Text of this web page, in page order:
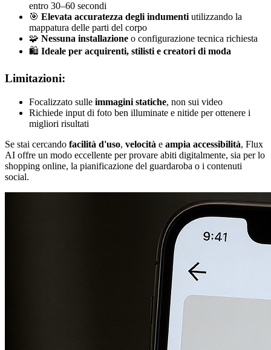
entro 30–60 secondi
🎯 Elevata accuratezza degli indumenti utilizzando la
mappatura delle parti del corpo
🧩 Nessuna installazione o configurazione tecnica richiesta
🛍️ Ideale per acquirenti, stilisti e creatori di moda
Limitazioni:
Focalizzato sulle immagini statiche, non sui video
Richiede input di foto ben illuminate e nitide per ottenere i
migliori risultati
Se stai cercando facilità d'uso, velocità e ampia accessibilità, Flux
AI offre un modo eccellente per provare abiti digitalmente, sia per lo
shopping online, la pianificazione del guardaroba o i contenuti
social.